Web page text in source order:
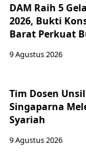
DAM Raih 5
2026, Bukti
Barat Perkuat
9 Agustus 2026
Tim Dosen
Singaparna
Syariah
9 Agustus 2026